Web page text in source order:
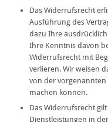
Das Widerrufsrecht
Ausführung des
dazu Ihre
Ihre Kenntnis davon
Widerrufsrecht mit
verlieren. Wir weisen
von der
machen können.
Das Widerrufsrecht
Dienstleistungen in